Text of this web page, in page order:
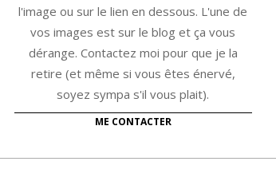
l'image ou sur le lien en dessous. L'une de
vos images est sur le blog et ça vous
dérange. Contactez moi pour que je la
retire (et même si vous êtes énervé,
soyez sympa s'il vous plait).
ME CONTACTER